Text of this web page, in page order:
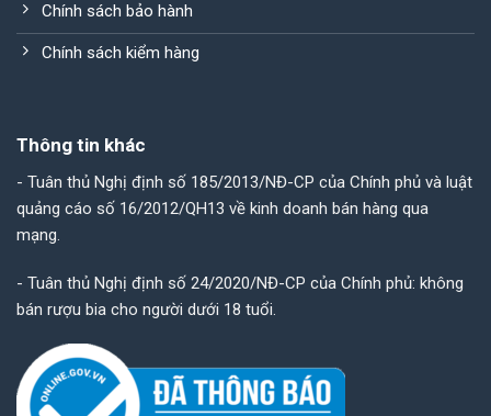
Chính sách bảo hành
Chính sách kiểm hàng
Thông tin khác
- Tuân thủ Nghị định số 185/2013/NĐ-CP của Chính phủ và luật
quảng cáo số 16/2012/QH13 về kinh doanh bán hàng qua
mạng.
- Tuân thủ Nghị định số 24/2020/NĐ-CP của Chính phủ: không
bán rượu bia cho người dưới 18 tuổi.